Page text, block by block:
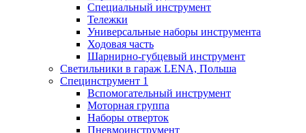
Специальный инструмент
Тележки
Универсальные наборы инструмента
Ходовая часть
Шарнирно-губцевый инструмент
Светильники в гараж LENA, Польша
Специнструмент 1
Вспомогательный инструмент
Моторная группа
Наборы отверток
Пневмоинструмент